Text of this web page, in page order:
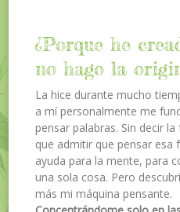
¿Porque he
no hago la
La hice durante mucho
a mí personalmente me
pensar palabras. Sin decir
que admitir que pensar esa
ayuda para la mente, para
una sola cosa. Pero
más mi máquina pensante.